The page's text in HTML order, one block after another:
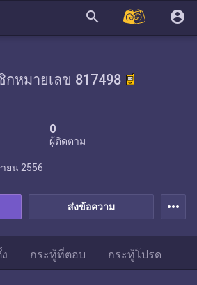
search account_circle
กหมายเลข 817498
0
ผู้ติดตาม
ส่งข้อความ
ยน 2556
more_horiz
กระทู้ที่ตอบ กระทู้โปรด